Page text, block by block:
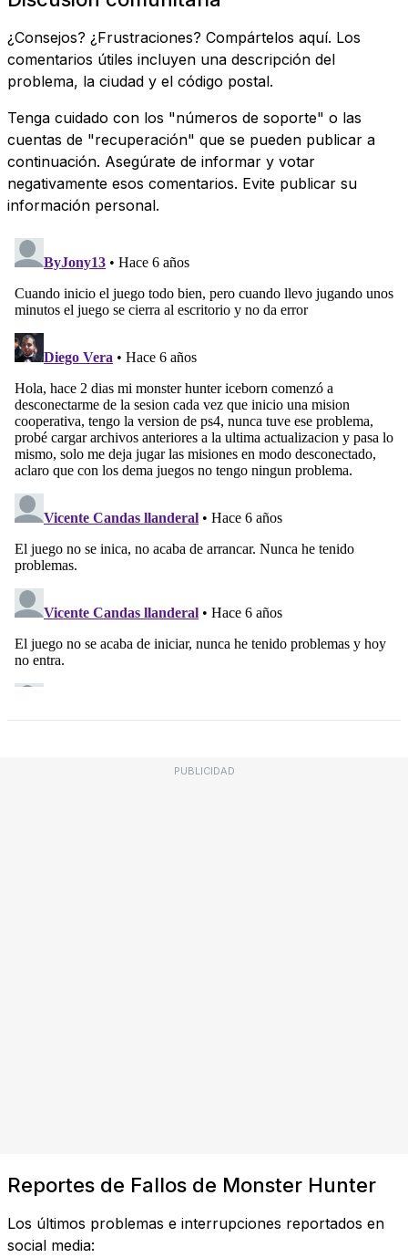
¿Consejos? ¿Frustraciones? Compártelos aquí. Los
comentarios útiles incluyen una descripción del
problema, la ciudad y el código postal.
Tenga cuidado con los "números de soporte" o las
cuentas de "recuperación" que se pueden publicar a
continuación. Asegúrate de informar y votar
negativamente esos comentarios. Evite publicar su
información personal.
PUBLICIDAD
Reportes de Fallos de Monster Hunter
Los últimos problemas e interrupciones reportados en
social media: